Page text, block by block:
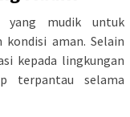
yang mudik untuk
aman. Selain
kepada lingkungan
terpantau selama